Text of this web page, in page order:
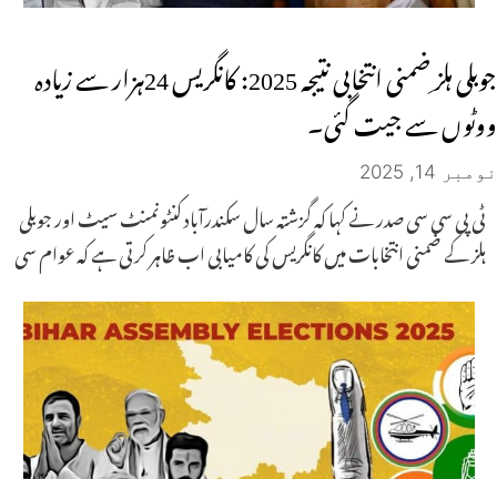
جوبلی ہلز ِضمنی انتخابی نتیجہ 2025: کانگریس 24ہزار سے زیادہ
ووٹوں سے جیت گئی۔
نومبر 14, 2025
ٹی پی سی سی صدر نے کہا کہ گزشتہ سال سکندرآباد کنٹونمنٹ سیٹ اور جوبلی
ہلز کے ضمنی انتخابات میں کانگریس کی کامیابی اب ظاہر کرتی ہے کہ عوام سی